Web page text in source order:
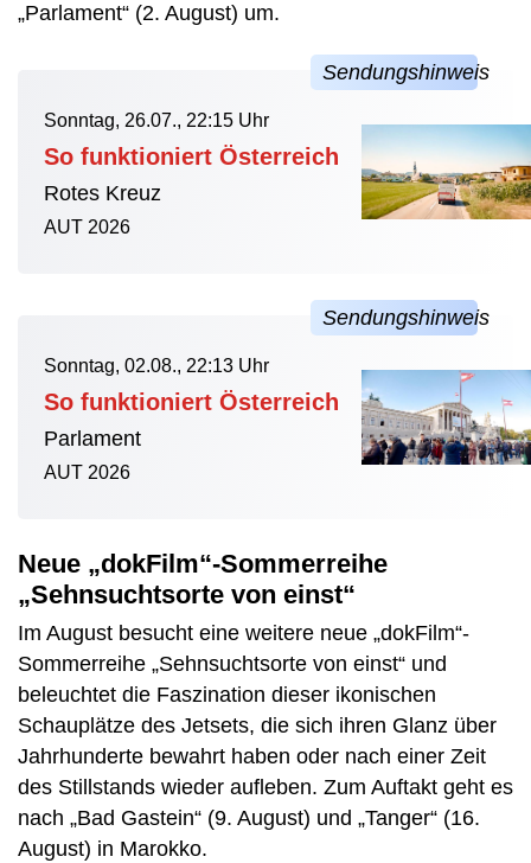
„Parlament“ (2. August) um.
Sonntag, 26.07., 22:15 Uhr
So funktioniert Österreich
Rotes Kreuz
AUT 2026
Sonntag, 02.08., 22:13 Uhr
So funktioniert Österreich
Parlament
AUT 2026
Neue „dokFilm“-Sommerreihe
„Sehnsuchtsorte von einst“
Im August besucht eine weitere neue „dokFilm“-
Sommerreihe „Sehnsuchtsorte von einst“ und
beleuchtet die Faszination dieser ikonischen
Schauplätze des Jetsets, die sich ihren Glanz über
Jahrhunderte bewahrt haben oder nach einer Zeit
des Stillstands wieder aufleben. Zum Auftakt geht es
nach „Bad Gastein“ (9. August) und „Tanger“ (16.
August) in Marokko.